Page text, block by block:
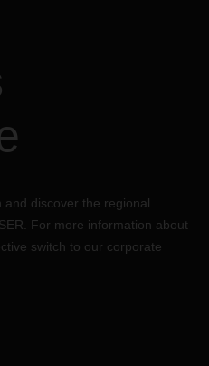
discover the regional
For more information about
switch to our corporate